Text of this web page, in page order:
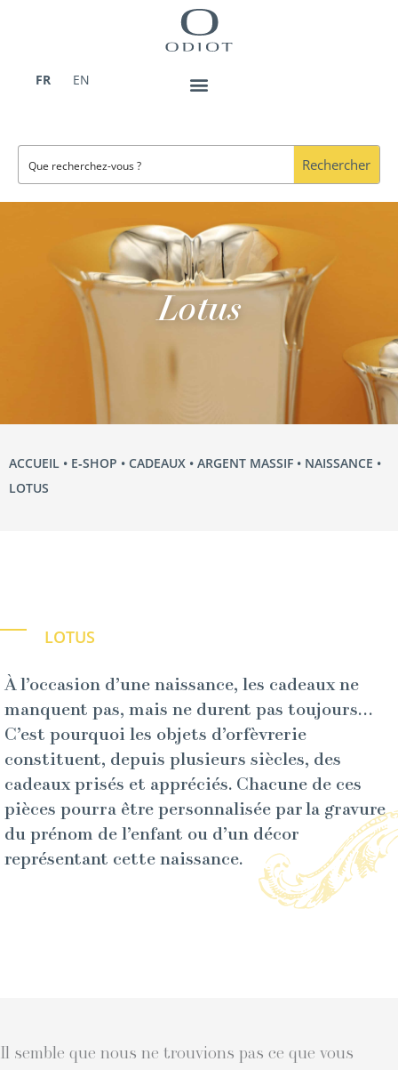
FR
EN
Rechercher
Lotus
ACCUEIL • E‑SHOP • CADEAUX • ARGENT MASSIF • NAISSANCE •
LOTUS
LOTUS
À l’occasion d’une naissance, les cadeaux ne
manquent pas, mais ne durent pas toujours…
C’est pourquoi les objets d’orfèvrerie
constituent, depuis plusieurs siècles, des
cadeaux prisés et appréciés. Chacune de ces
pièces pourra être personnalisée par la gravure
du prénom de l’enfant ou d’un décor
représentant cette naissance.
Il semble que nous ne trouvions pas ce que vous